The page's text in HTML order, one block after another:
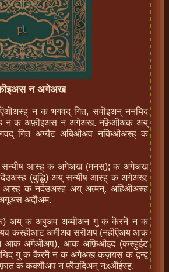
न अगेअख
न क भगवद् गित, सवॊइअन् ननयिद
न क अफ़ॊइअस न अगेअख. नफ़ॆऒअक अय्
गित अग्यैट अबिऒअव नकिऒअस्ह् क
सन्यीष आस्ह् क अगेअख (मनस्); क अगेअख
(बुद्धि) अय् सन्यीष आस्ह् क अगेअख;
क नदॆउअस्ह अय् अत्मन्. अहिऒअस्ह
अदॊअम.
अय् क अबुअव अब्यॊअन गु क कॆरनॆ न क
कस्हॊआट अमीअव सरॊअप (नहॊऎअय आक
आक अगॆऒअप), आक अफ़िऒइद (कस्हुईट
गु क कॆरनॆ न क अगेअख कज़यस क द्वन्द्व
क कक्यॊअप न फ़्रॆउदिअन् नxऒईस्ह.